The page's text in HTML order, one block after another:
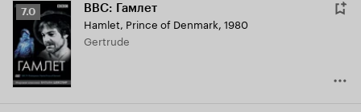
Рейтинг
Кинопоиска
7.0
7.0 BBC: Гамлет
Hamlet, Prince of Denmark, 1980
Gertrude